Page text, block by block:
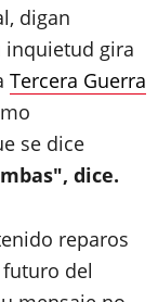
digan
inquietud gira
Tercera Guerra
se dice
dice.
reparos
del